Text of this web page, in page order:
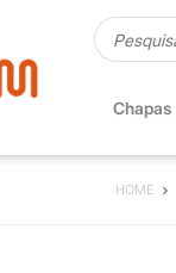
Chapas
HOME